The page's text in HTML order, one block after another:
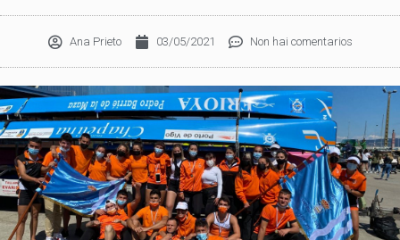
Ana Prieto 03/05/2021 Non hai comentarios